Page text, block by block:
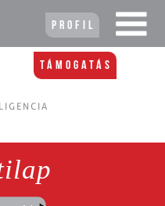
Profil
Támogatás